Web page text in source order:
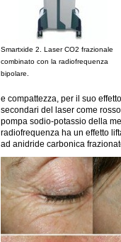
Smartxide 2. Laser CO2 frazionale
combinato con la radiofrequenza
bipolare.
e compattezza, per il suo
secondari del laser come
pompa sodio-potassio della
radiofrequenza ha un effetto
ad anidride carbonica